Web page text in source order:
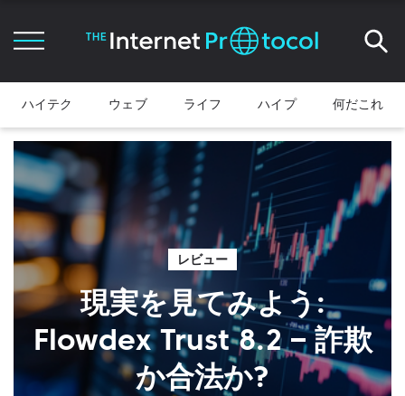
ハイテク ウェブ ライフ ハイプ 何だこれ
レビュー
現実を見てみよう:
Flowdex Trust 8.2 – 詐欺
か合法か?